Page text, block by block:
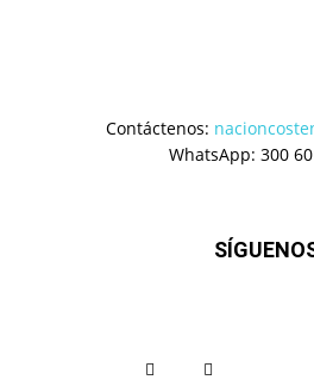
Contáctenos:
WhatsApp: 300